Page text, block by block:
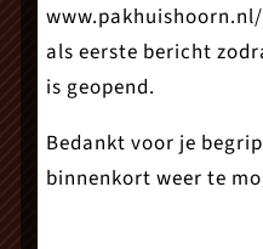
als eerste bericht
is geopend.
Bedankt voor je
binnenkort weer te